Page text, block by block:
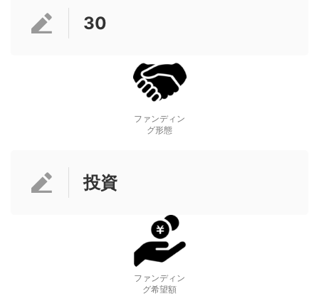
30
ファンディン
グ形態
投資
ファンディン
グ希望額